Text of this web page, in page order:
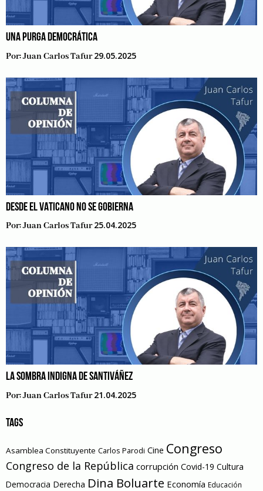
UNA PURGA DEMOCRÁTICA
Por:Juan Carlos Tafur 29.05.2025
DESDE EL VATICANO NO SE GOBIERNA
Por:Juan Carlos Tafur 25.04.2025
LA SOMBRA INDIGNA DE SANTIVÁÑEZ
Por:Juan Carlos Tafur 21.04.2025
TAGS
Asamblea Constituyente Carlos Parodi Cine Congreso
Congreso de la República corrupción Covid-19 Cultura
Democracia Derecha Dina Boluarte Economía Educación